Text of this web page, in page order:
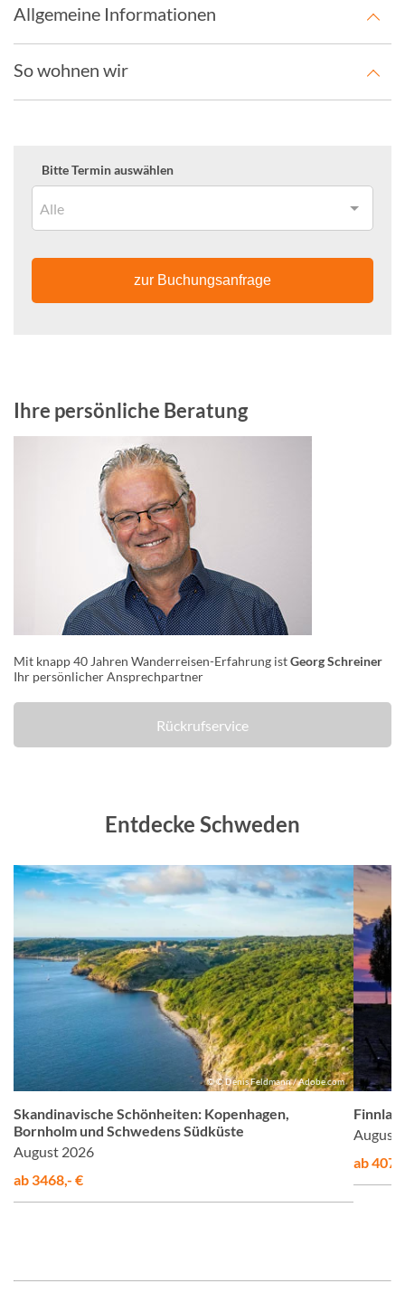
Allgemeine Informationen
So wohnen wir
Bitte Termin auswählen
Alle
zur Buchungsanfrage
Ihre persönliche Beratung
Mit knapp 40 Jahren Wanderreisen-Erfahrung istGeorg Schreiner
Ihr persönlicher Ansprechpartner
Rückrufservice
Entdecke Schweden
© © Denis Feldmann / Adobe.com
Skandinavische Schönheiten: Kopenhagen,
Bornholm und Schwedens Südküste
August 2026
ab 3468,- €
August
ab